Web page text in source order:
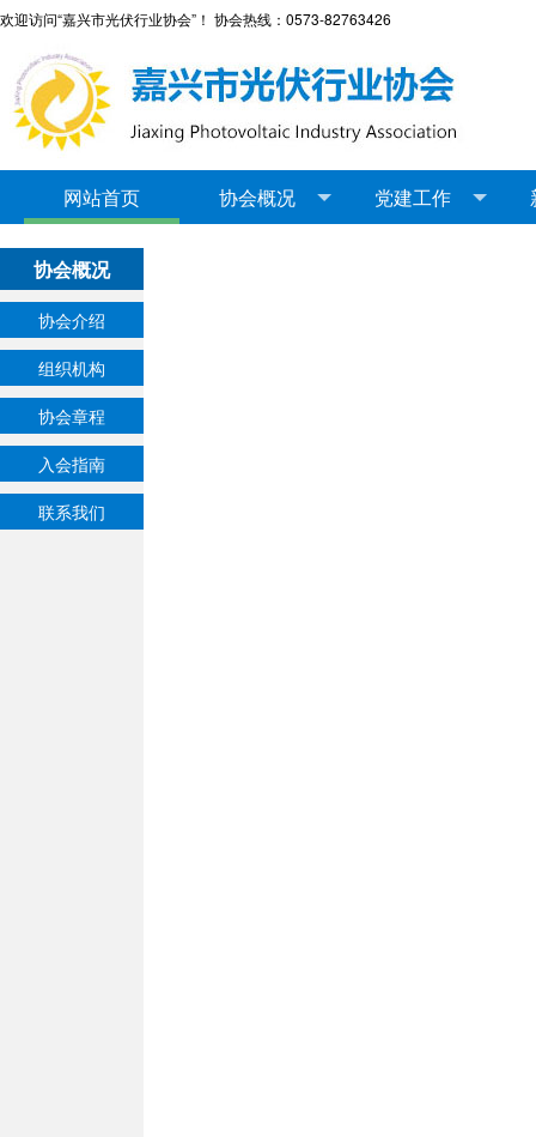
欢迎访问“嘉兴市光伏行业协会”！ 协会热线：0573-82763426
网站首页 协会概况 党建工作
协会概况
协会介绍
组织机构
协会章程
入会指南
联系我们